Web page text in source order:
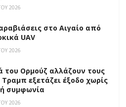
2026
στο Αιγαίο από
UAV
2026
του Ορμούζ αλλάζουν τους
εξετάζει έξοδο χωρίς
συμφωνία
2026